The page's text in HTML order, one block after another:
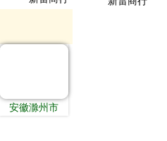
安徽滁州市